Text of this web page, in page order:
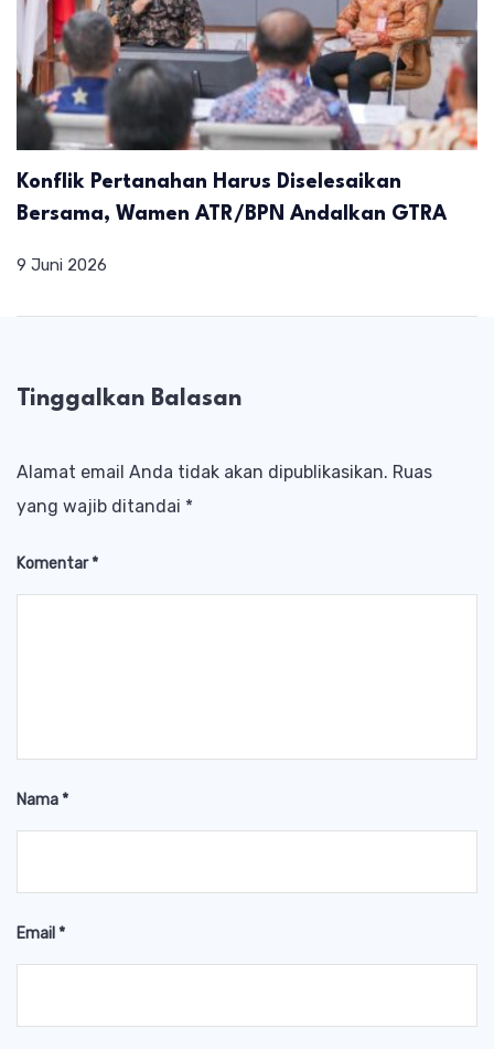
Konflik Pertanahan Harus Diselesaikan
Bersama, Wamen ATR/BPN Andalkan GTRA
9 Juni 2026
Tinggalkan Balasan
Alamat email Anda tidak akan dipublikasikan. Ruas
yang wajib ditandai *
Komentar*
Nama*
Email *